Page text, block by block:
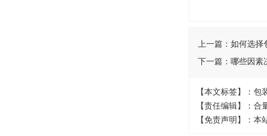
上一篇： 如何选择
下一篇： 哪些因素
【本文标签】：包
【责任编辑】：
【免责声明】：